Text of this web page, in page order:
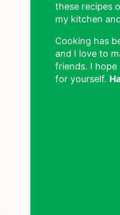
these recipes
my kitchen
Cooking has
and I love to
friends. I
for yourself.